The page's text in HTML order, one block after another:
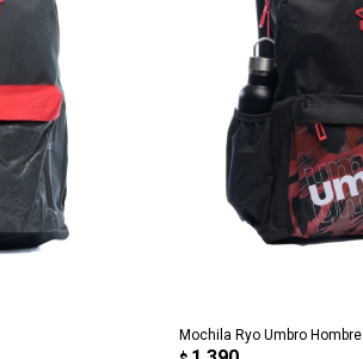
Mochila Ryo Umbro Hombre